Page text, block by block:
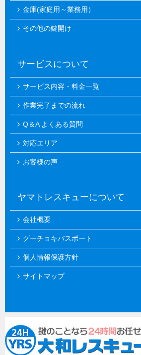
金庫(家庭用～業務用）
その他の鍵開け
サービスについて
サービス内容・料金一覧
作業完了までの流れ
Q＆A よくある質問
対応エリア
お客様の声
ヤマトレスキューについて
会社概要
グーチョキパスポート
個人情報保護方針
サイトマップ